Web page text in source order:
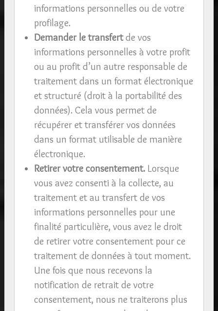
informations personnelles ou de votre
profilage.
Demander le transfertde vos
informations personnelles à votre profit
ou au profit d’un autre responsable de
traitement dans un format électronique
et structuré (droit à la portabilité des
données). Cela vous permet de
récupérer et transférer vos données
dans un format utilisable de manière
électronique.
Retirer votre consentement.Lorsque
vous avez consenti à la collecte, au
traitement et au transfert de vos
informations personnelles pour une
finalité particulière, vous avez le droit
de retirer votre consentement pour ce
traitement de données à tout moment.
Une fois que nous recevons la
notification de retrait de votre
consentement, nous ne traiterons plus